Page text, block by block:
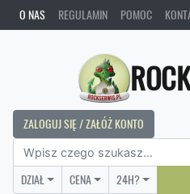
O NAS REGULAMIN POMOC
ZALOGUJ SIĘ / ZAŁÓŻ KONTO
DZIAŁ CENA 24H?